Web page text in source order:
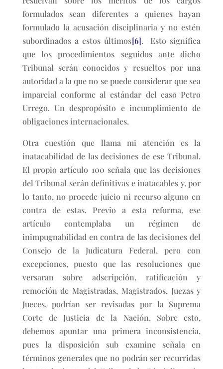
formulados sean diferentes a quienes hayan
formulado la acusación disciplinaria y no estén
subordinados a estos últimos[6]. Esto significa
que los procedimientos seguidos ante dicho
Tribunal serán conocidos y resueltos por una
autoridad a la que no se puede considerar que sea
imparcial conforme al estándar del caso Petro
Urrego. Un despropósito e incumplimiento de
obligaciones internacionales.
Otra cuestión que llama mi atención es la
inatacabilidad de las decisiones de ese Tribunal.
El propio artículo 100 señala que las decisiones
del Tribunal serán definitivas e inatacables y, por
lo tanto, no procede juicio ni recurso alguno en
contra de estas. Previo a esta reforma, ese
artículo contemplaba un régimen de
inimpugnabilidad en contra de las decisiones del
Consejo de la Judicatura Federal, pero con
excepciones, puesto que las resoluciones que
versaran sobre adscripción, ratificación y
remoción de Magistradas, Magistrados, Juezas y
Jueces, podrían ser revisadas por la Suprema
Corte de Justicia de la Nación. Sobre esto,
debemos apuntar una primera inconsistencia,
pues la disposición sub examine señala en
términos generales que no podrán ser recurridas